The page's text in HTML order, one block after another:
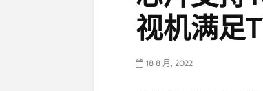
视机满足
18 8 月, 2022